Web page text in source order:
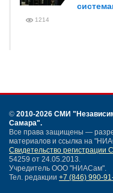
1214
© 2010-2026 СМИ
Самара".
Все права защищены —
материалов и ссылка на
Свидетельство регистрации
54259 от 24.05.2013.
Учредитель ООО "НИАСам".
Тел. редакции +7 (846) 990-